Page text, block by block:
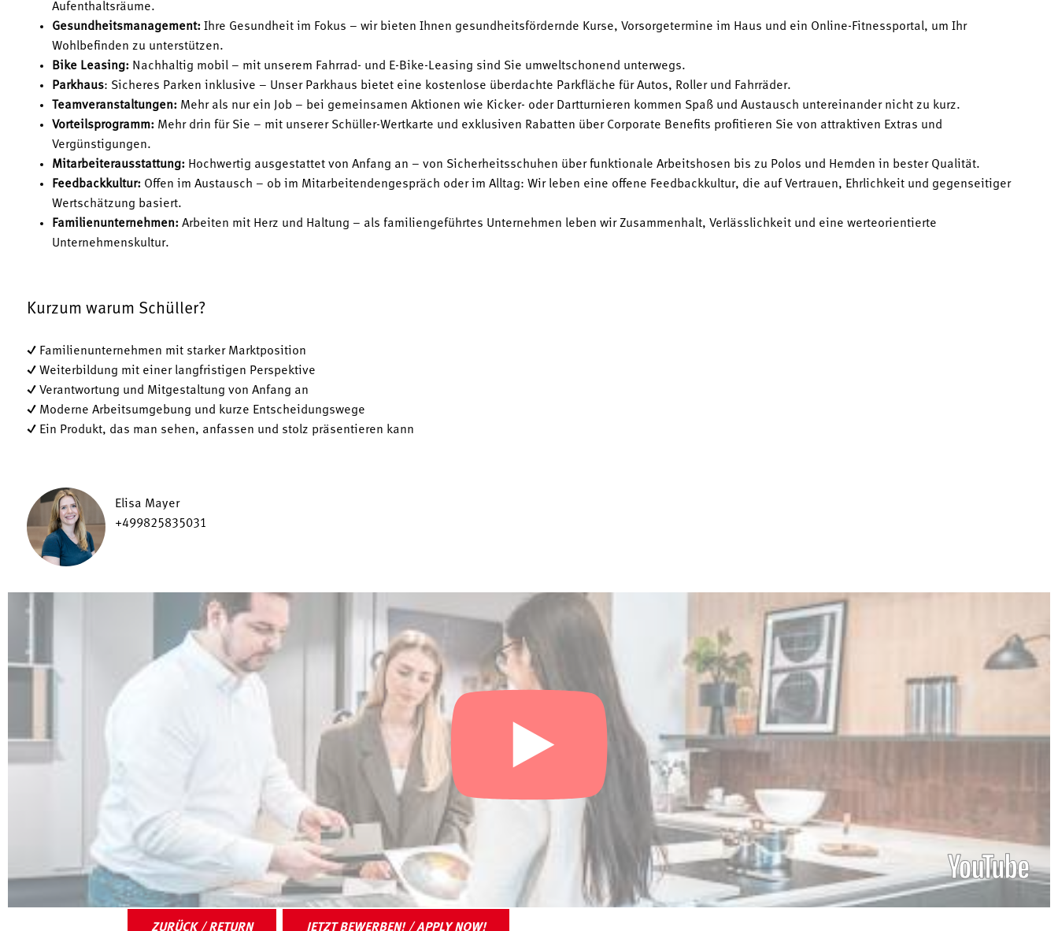
Aufenthaltsräume.
Gesundheitsmanagement: Ihre Gesundheit im Fokus – wir bieten Ihnen gesundheitsfördernde Kurse, Vorsorgetermine im Haus und ein Online-Fitnessportal, um Ihr
Wohlbefinden zu unterstützen.
Bike Leasing: Nachhaltig mobil – mit unserem Fahrrad- und E-Bike-Leasing sind Sie umweltschonend unterwegs.
Parkhaus: Sicheres Parken inklusive – Unser Parkhaus bietet eine kostenlose überdachte Parkfläche für Autos, Roller und Fahrräder.
Teamveranstaltungen: Mehr als nur ein Job – bei gemeinsamen Aktionen wie Kicker- oder Dartturnieren kommen Spaß und Austausch untereinander nicht zu kurz.
Vorteilsprogramm: Mehr drin für Sie – mit unserer Schüller-Wertkarte und exklusiven Rabatten über Corporate Benefits profitieren Sie von attraktiven Extras und
Vergünstigungen.
Mitarbeiterausstattung: Hochwertig ausgestattet von Anfang an – von Sicherheitsschuhen über funktionale Arbeitshosen bis zu Polos und Hemden in bester Qualität.
Feedbackkultur: Offen im Austausch – ob im Mitarbeitendengespräch oder im Alltag: Wir leben eine offene Feedbackkultur, die auf Vertrauen, Ehrlichkeit und gegenseitiger
Wertschätzung basiert.
Familienunternehmen: Arbeiten mit Herz und Haltung – als familiengeführtes Unternehmen leben wir Zusammenhalt, Verlässlichkeit und eine werteorientierte
Unternehmenskultur.
Kurzum warum Schüller?
✓ Familienunternehmen mit starker Marktposition
✓ Weiterbildung mit einer langfristigen Perspektive
✓ Verantwortung und Mitgestaltung von Anfang an
✓ Moderne Arbeitsumgebung und kurze Entscheidungswege
✓ Ein Produkt, das man sehen, anfassen und stolz präsentieren kann
Elisa Mayer
+499825835031
ZURÜCK / RETURN JETZT BEWERBEN! / APPLY NOW!